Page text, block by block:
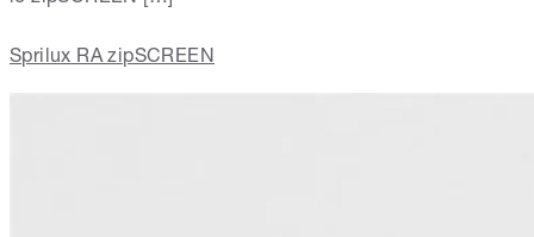
Sprilux RA zipSCREEN